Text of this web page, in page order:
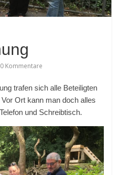
0 Kommentare
trafen sich alle Beteiligten
Ort kann man doch alles
und Schreibtisch.